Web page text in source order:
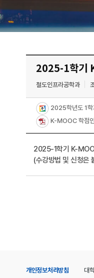
2025-1학기
철도인프라공학과
2025학년도 1
K-MOOC 학점
2025-1학기 K-
(수강방법 및 신청은
개인정보처리방침 대